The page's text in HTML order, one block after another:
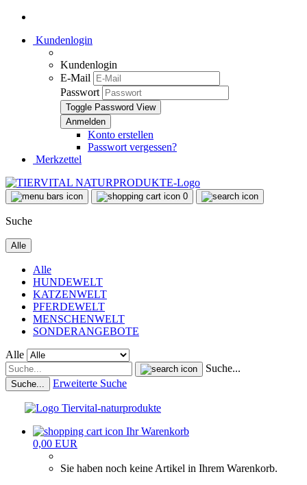
Kundenlogin
Kundenlogin
E-Mail
Passwort
Toggle Password View
Konto erstellen
Passwort vergessen?
Merkzettel
0
Suche
Alle
Alle
HUNDEWELT
KATZENWELT
PFERDEWELT
MENSCHENWELT
SONDERANGEBOTE
Alle
Suche...
Suche... Erweiterte Suche
Ihr Warenkorb
0,00 EUR
Sie haben noch keine Artikel in Ihrem Warenkorb.